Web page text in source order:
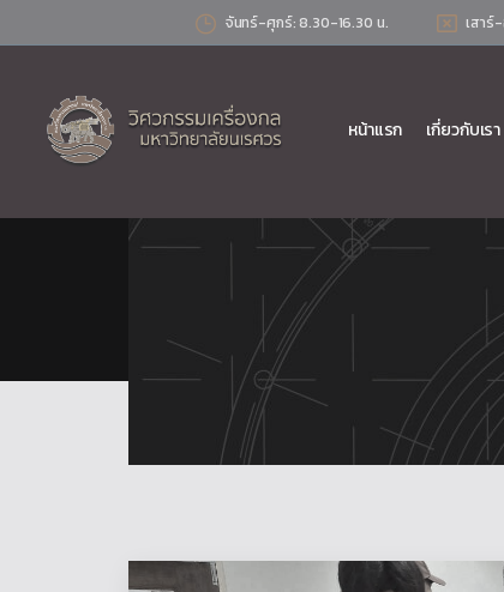
จันทร์-ศุกร์: 8.30-16.30 น. เสาร์
หน้าแรก เกี่ยวกับเรา